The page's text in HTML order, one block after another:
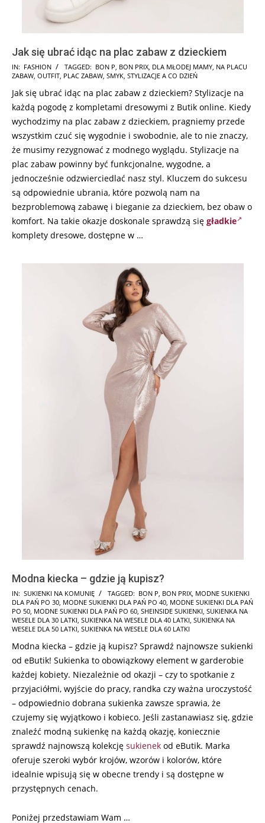
Jak się ubrać idąc na plac zabaw z dzieckiem
2025-
12-
03
IN: FASHION TAGGED: BON P, BON PRIX, DLA MŁODEJ MAMY, NA PLACU
ZABAW, OUTFIT, PLAC ZABAW, SMYK, STYLIZACJE A CO DZIEŃ
Jak się ubrać idąc na plac zabaw z dzieckiem? Stylizacje na
każdą pogodę z kompletami dresowymi z Butik online. Kiedy
wychodzimy na plac zabaw z dzieckiem, pragniemy przede
wszystkim czuć się wygodnie i swobodnie, ale to nie znaczy,
że musimy rezygnować z modnego wyglądu. Stylizacje na
plac zabaw powinny być funkcjonalne, wygodne, a
jednocześnie odzwierciedlać nasz styl. Kluczem do sukcesu
są odpowiednie ubrania, które pozwolą nam na
bezproblemową zabawę i bieganie za dzieckiem, bez obaw o
komfort. Na takie okazje doskonale sprawdzą się gładkie
komplety dresowe, dostępne w …
Modna kiecka – gdzie ją kupisz?
2025-
08-
13
IN: SUKIENKI NA KOMUNIĘ TAGGED: BON P, BON PRIX, MODNE SUKIENKI
DLA PAŃ PO 30, MODNE SUKIENKI DLA PAŃ PO 40, MODNE SUKIENKI DLA PAŃ
PO 50, MODNE SUKIENKI DLA PAŃ PO 60, SHEINSIDE SUKIENKI, SUKIENKA NA
WESELE DLA 30 LATKI, SUKIENKA NA WESELE DLA 40 LATKI, SUKIENKA NA
WESELE DLA 50 LATKI, SUKIENKA NA WESELE DLA 60 LATKI
Modna kiecka – gdzie ją kupisz? Sprawdź najnowsze sukienki
od eButik! Sukienka to obowiązkowy element w garderobie
każdej kobiety. Niezależnie od okazji – czy to spotkanie z
przyjaciółmi, wyjście do pracy, randka czy ważna uroczystość
– odpowiednio dobrana sukienka zawsze sprawia, że
czujemy się wyjątkowo i kobieco. Jeśli zastanawiasz się, gdzie
znaleźć modną sukienkę na każdą okazję, koniecznie
sprawdź najnowszą kolekcję sukienek od eButik. Marka
oferuje szeroki wybór krojów, wzorów i kolorów, które
idealnie wpisują się w obecne trendy i są dostępne w
przystępnych cenach.
Poniżej przedstawiam Wam …